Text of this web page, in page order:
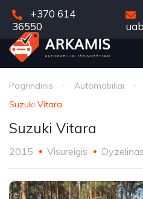
+370 614
36550
Pagrindinis Automobiliai
Suzuki Vitara
Suzuki Vitara
2015 Visureigis Dyzelinas